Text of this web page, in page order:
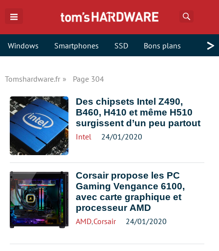
Windows Smartphones SSD Bons plans >
Tomshardware.fr Page 304
Des chipsets Intel Z490,
B460, H410 et même H510
surgissent d’un peu partout
Intel 24/01/2020
Corsair propose les PC
Gaming Vengance 6100,
avec carte graphique et
processeur AMD
AMD,Corsair 24/01/2020